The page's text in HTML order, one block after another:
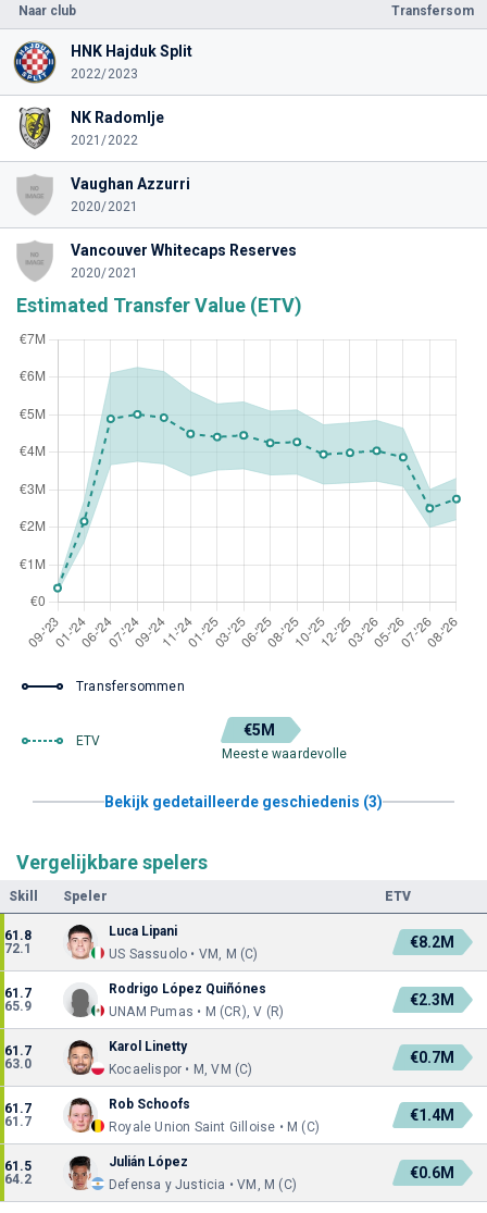
Naar club Transfersom
HNK Hajduk Split
2022/2023
NK Radomlje
2021/2022
Vaughan Azzurri
2020/2021
Vancouver Whitecaps Reserves
2020/2021
Estimated Transfer Value (ETV)
Transfersommen
ETV
€5M
Meeste waardevolle
Bekijk gedetailleerde geschiedenis (3)
Vergelijkbare spelers
Skill Speler ETV
61.8
72.1
Luca Lipani
US Sassuolo • VM, M (C)
€8.2M
61.7
65.9
Rodrigo López Quiñónes
UNAM Pumas • M (CR), V (R)
€2.3M
61.7
63.0
Karol Linetty
Kocaelispor • M, VM (C)
€0.7M
61.7
61.7
Rob Schoofs
Royale Union Saint Gilloise • M (C)
€1.4M
61.5
64.2
Julián López
Defensa y Justicia • VM, M (C)
€0.6M